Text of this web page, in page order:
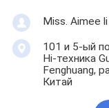
Miss. Aimee li
101 и 5-ый
Hi-техника
Fenghuang,
Китай